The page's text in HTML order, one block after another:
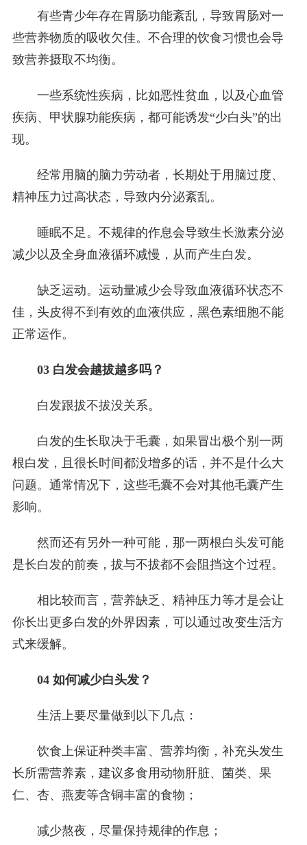
有些青少年存在胃肠功能紊乱，导致胃肠对一
些营养物质的吸收欠佳。不合理的饮食习惯也会导
致营养摄取不均衡。
一些系统性疾病，比如恶性贫血，以及心血管
疾病、甲状腺功能疾病，都可能诱发“少白头”的出
现。
经常用脑的脑力劳动者，长期处于用脑过度、
精神压力过高状态，导致内分泌紊乱。
睡眠不足。不规律的作息会导致生长激素分泌
减少以及全身血液循环减慢，从而产生白发。
缺乏运动。运动量减少会导致血液循环状态不
佳，头皮得不到有效的血液供应，黑色素细胞不能
正常运作。
03 白发会越拔越多吗？
白发跟拔不拔没关系。
白发的生长取决于毛囊，如果冒出极个别一两
根白发，且很长时间都没增多的话，并不是什么大
问题。通常情况下，这些毛囊不会对其他毛囊产生
影响。
然而还有另外一种可能，那一两根白头发可能
是长白发的前奏，拔与不拔都不会阻挡这个过程。
相比较而言，营养缺乏、精神压力等才是会让
你长出更多白发的外界因素，可以通过改变生活方
式来缓解。
04 如何减少白头发？
生活上要尽量做到以下几点：
饮食上保证种类丰富、营养均衡，补充头发生
长所需营养素，建议多食用动物肝脏、菌类、果
仁、杏、燕麦等含铜丰富的食物；
减少熬夜，尽量保持规律的作息；